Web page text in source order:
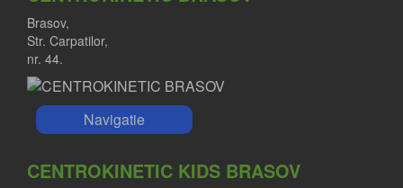
Brasov,
Str. Carpatilor,
nr. 44.
Navigatie
CENTROKINETIC KIDS BRASOV